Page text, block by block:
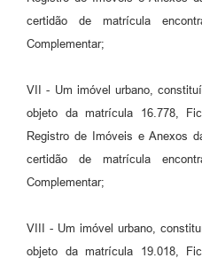
certidão de matrícula
Complementar;
VII - Um imóvel urbano,
objeto da matrícula 16.778,
Registro de Imóveis e Anexos
certidão de matrícula
Complementar;
VIII - Um imóvel urbano,
objeto da matrícula 19.018,